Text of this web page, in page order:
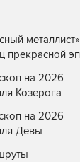
прекрасной
на 2026
Козерога
на 2026
Девы